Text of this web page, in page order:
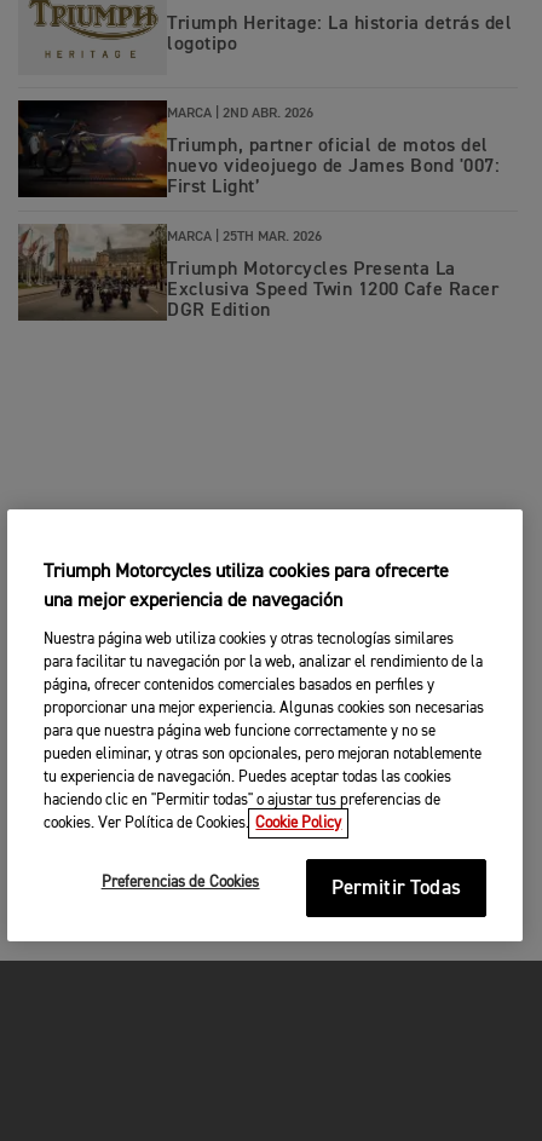
Triumph Heritage: La historia detrás del
logotipo
MARCA | 2ND ABR. 2026
Triumph, partner oficial de motos del
nuevo videojuego de James Bond '007:
First Light’
MARCA | 25TH MAR. 2026
Triumph Motorcycles Presenta La
Exclusiva Speed Twin 1200 Cafe Racer
DGR Edition
Triumph Motorcycles utiliza cookies para ofrecerte
una mejor experiencia de navegación
Nuestra página web utiliza cookies y otras tecnologías similares
para facilitar tu navegación por la web, analizar el rendimiento de la
página, ofrecer contenidos comerciales basados en perfiles y
proporcionar una mejor experiencia. Algunas cookies son necesarias
para que nuestra página web funcione correctamente y no se
pueden eliminar, y otras son opcionales, pero mejoran notablemente
tu experiencia de navegación. Puedes aceptar todas las cookies
haciendo clic en "Permitir todas" o ajustar tus preferencias de
cookies. Ver Política de Cookies. Cookie Policy
Preferencias de Cookies Permitir Todas